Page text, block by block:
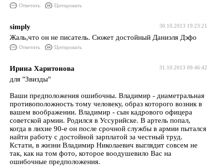
Ответить Цитировать
30.10.2013 19:23:21
simply
Жаль,что он не писатель. Сюжет достойный Даниэля Дэфо
Ответить Цитировать
31.10.2013 09:46:42
Ирина Харитонова
для "Звизды"
Ваши предположения ошибочны. Владимир - диаметральная
противоположность тому человеку, образ которого возник в
вашем воображении. Владимир - сын кадрового офицера
советской армии. Родился в Уссурийске. В артель попал,
когда в лихие 90-е он после срочной службы в армии пытался
найти работу с достойной зарплатой за честный труд.
Кстати, в жизни Владимир Николаевич выглядит совсем не
так, как на том фото, которое воодушевило Вас на
ошибочные предположения.